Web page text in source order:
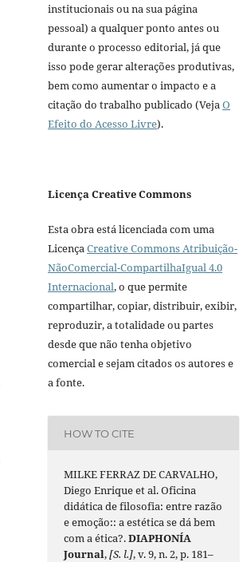
institucionais ou na sua página
pessoal) a qualquer ponto antes ou
durante o processo editorial, já que
isso pode gerar alterações produtivas,
bem como aumentar o impacto e a
citação do trabalho publicado (VejaO
Efeito do Acesso Livre).
Licença Creative Commons
Esta obra está licenciada com uma
LicençaCreative Commons Atribuição-
NãoComercial-CompartilhaIgual 4.0
Internacional, o que permite
compartilhar, copiar, distribuir, exibir,
reproduzir, a totalidade ou partes
desde que não tenha objetivo
comercial e sejam citados os autores e
a fonte.
HOW TO CITE
MILKE FERRAZ DE CARVALHO,
Diego Enrique et al. Oficina
didática de filosofia: entre razão
e emoção:: a estética se dá bem
com a ética?.DIAPHONÍA
Journal,[S. l.], v. 9, n. 2, p. 181–